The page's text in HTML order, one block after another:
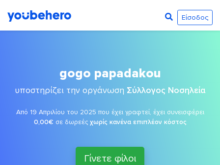
Είσοδος
gogo papadakou
υποστηρίζει την οργάνωση Σύλλογος Νοσηλεία
Από 19 Απριλίου του 2025 που έχει γραφτεί, έχει συνεισφέρει
0,00€ σε δωρεές χωρίς κανένα επιπλέον κόστος
Γίνετε φίλοι